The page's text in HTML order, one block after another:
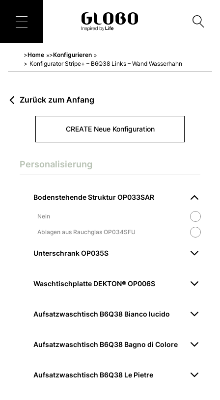
Home » Konfigurieren »
Konfigurator Stripe+ – B6Q38 Links – Wand Wasserhahn
Zurück zum Anfang
CREATE Neue Konfiguration
Personalisierung
Bodenstehende Struktur OP033SAR
Nein
Ablagen aus Rauchglas OP034SFU
Unterschrank OP035S
Waschtischplatte DEKTON® OP006S
Aufsatzwaschtisch B6Q38 Bianco lucido
Aufsatzwaschtisch B6Q38 Bagno di Colore
Aufsatzwaschtisch B6Q38 Le Pietre